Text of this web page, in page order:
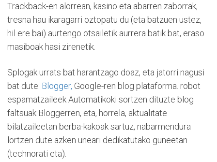
Trackback-en alorrean, kasino eta abarren zaborrak,
tresna hau ikaragarri oztopatu du (eta batzuen ustez,
hil ere bai) aurtengo otsailetik aurrera batik bat, eraso
masiboak hasi zirenetik.
Splogak urrats bat harantzago doaz, eta jatorri nagusi
bat dute: Blogger, Google-ren blog plataforma. robot
espamatzaileek Automatikoki sortzen dituzte blog
faltsuak Bloggerren, eta, horrela, aktualitate
bilatzaileetan berba-kakoak sartuz, nabarmendura
lortzen dute azken uneari dedikatutako guneetan
(technorati eta).